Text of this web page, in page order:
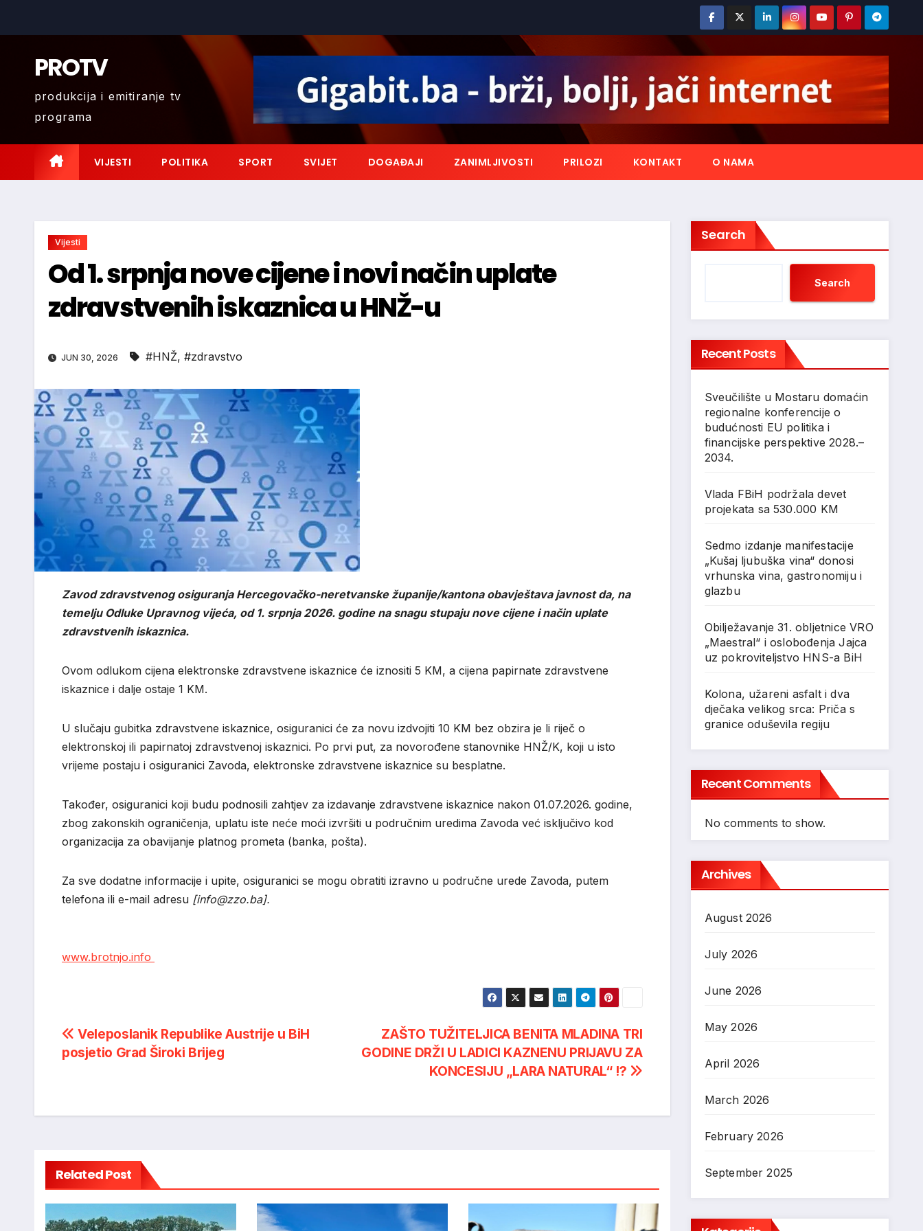
PROTV
produkcija i emitiranje tv
programa
VIJESTI POLITIKA SPORT SVIJET DOGAĐAJI ZANIMLJIVOSTI PRILOZI KONTAKT O NAMA
Vijesti
Od 1. srpnja nove cijene i novi način uplate
zdravstvenih iskaznica u HNŽ-u
JUN 30, 2026 #HNŽ, #zdravstvo
Zavod zdravstvenog osiguranja Hercegovačko-neretvanske županije/kantona obavještava javnost da, na
temelju Odluke Upravnog vijeća, od 1. srpnja 2026. godine na snagu stupaju nove cijene i način uplate
zdravstvenih iskaznica.
Ovom odlukom cijena elektronske zdravstvene iskaznice će iznositi 5 KM, a cijena papirnate zdravstvene
iskaznice i dalje ostaje 1 KM.
U slučaju gubitka zdravstvene iskaznice, osiguranici će za novu izdvojiti 10 KM bez obzira je li riječ o
elektronskoj ili papirnatoj zdravstvenoj iskaznici. Po prvi put, za novorođene stanovnike HNŽ/K, koji u isto
vrijeme postaju i osiguranici Zavoda, elektronske zdravstvene iskaznice su besplatne.
Također, osiguranici koji budu podnosili zahtjev za izdavanje zdravstvene iskaznice nakon 01.07.2026. godine,
zbog zakonskih ograničenja, uplatu iste neće moći izvršiti u područnim uredima Zavoda već isključivo kod
organizacija za obavijanje platnog prometa (banka, pošta).
Za sve dodatne informacije i upite, osiguranici se mogu obratiti izravno u područne urede Zavoda, putem
telefona ili e-mail adresu [info@zzo.ba].
www.brotnjo.info
Post
navigation
ZAŠTO TUŽITELJICA BENITA MLADINA TRI
GODINE DRŽI U LADICI KAZNENU PRIJAVU ZA
KONCESIJU „LARA NATURAL“ !?
Veleposlanik Republike Austrije u BiH
posjetio Grad Široki Brijeg
Related Post
Search
Search
Recent Posts
Sveučilište u Mostaru domaćin
regionalne konferencije o
budućnosti EU politika i
financijske perspektive 2028.–
2034.
Vlada FBiH podržala devet
projekata sa 530.000 KM
Sedmo izdanje manifestacije
„Kušaj ljubuška vina“ donosi
vrhunska vina, gastronomiju i
glazbu
Obilježavanje 31. obljetnice VRO
„Maestral“ i oslobođenja Jajca
uz pokroviteljstvo HNS-a BiH
Kolona, užareni asfalt i dva
dječaka velikog srca: Priča s
granice oduševila regiju
Recent Comments
No comments to show.
Archives
August 2026
July 2026
June 2026
May 2026
April 2026
March 2026
February 2026
September 2025